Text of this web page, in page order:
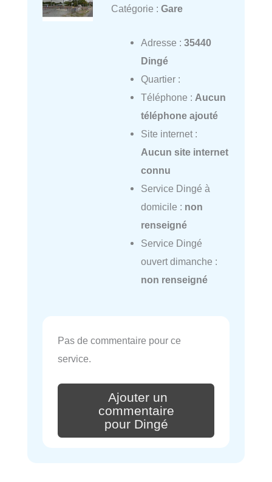
Catégorie : Gare
Adresse : 35440
Dingé
Quartier :
Téléphone : Aucun
téléphone ajouté
Site internet :
Aucun site internet
connu
Service Dingé à
domicile : non
renseigné
Service Dingé
ouvert dimanche :
non renseigné
Pas de commentaire pour ce
service.
Ajouter un
commentaire
pour Dingé